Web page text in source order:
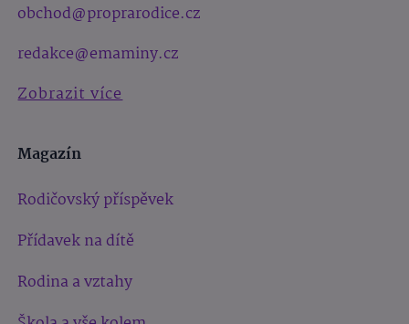
obchod@proprarodice.cz
redakce@emaminy.cz
Zobrazit více
Magazín
Rodičovský příspěvek
Přídavek na dítě
Rodina a vztahy